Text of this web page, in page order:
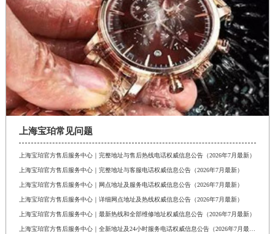
上海宝珀常见问题
上海宝珀官方售后服务中心｜完整地址与售后热线电话权威信息公告（2026年7月最新）
上海宝珀官方售后服务中心｜完整地址与客服电话权威信息公告（2026年7月最新）
上海宝珀官方售后服务中心｜网点地址及服务电话权威信息公告（2026年7月最新）
上海宝珀官方售后服务中心｜详细网点地址及热线权威信息公告（2026年7月最新）
上海宝珀官方售后服务中心｜最新热线和全部维修地址权威信息公告（2026年7月最新）